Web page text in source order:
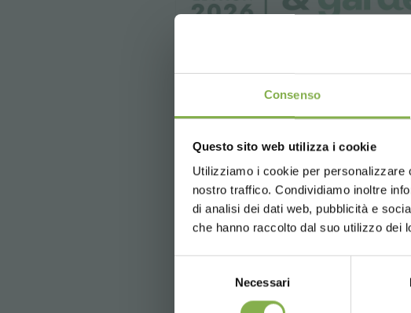
Consenso
Questo sito web utilizza i cookie
Utilizziamo i cookie per personalizzare
nostro traffico. Condividiamo inoltre
di analisi dei dati web, pubblicità e
che hanno raccolto dal suo utilizzo dei
Necessari
02/18/2026 - 02/20/2026